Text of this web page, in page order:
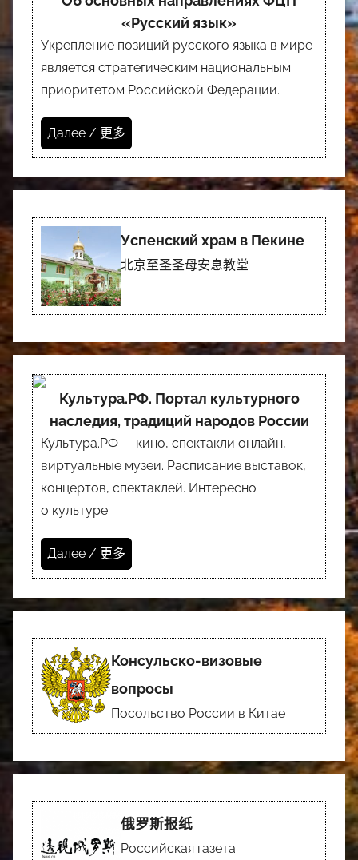
«Русский язык»
Укрепление позиций русского языка в мире
является стратегическим национальным
приоритетом Российской Федерации.
Далее / 更多
Успенский храм в Пекине
北京至圣圣母安息教堂
Культура.РФ. Портал культурного
наследия, традиций народов России
Культура.РФ — кино, спектакли онлайн,
виртуальные музеи. Расписание выставок,
концертов, спектаклей. Интересно
о культуре.
Далее / 更多
Консульско-визовые
вопросы
Посольство России в Китае
俄罗斯报纸
Российская газета